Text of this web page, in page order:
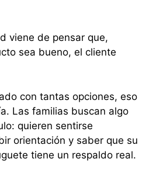
viene de pensar que,
sea bueno, el cliente
con tantas opciones, eso
Las familias buscan algo
quieren sentirse
orientación y saber que su
tiene un respaldo real.